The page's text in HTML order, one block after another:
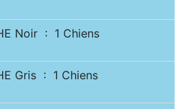
Noir : 1 Chiens
Gris : 1 Chiens